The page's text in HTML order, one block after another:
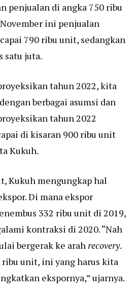
penjualan di angka 750 ribu
ini penjualan
790 ribu unit, sedangkan
satu juta.
tahun 2022, kita
berbagai asumsi dan
tahun 2022
di kisaran 900 ribu unit
Kukuh.
Kukuh mengungkap hal
Di mana ekspor
332 ribu unit di 2019,
kontraksi di 2020. “Nah
bergerak ke arahrecovery.
ribu unit, ini yang harus kita
ekspornya,” ujarnya.